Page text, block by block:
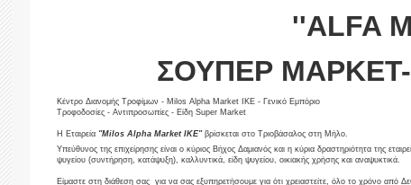
''ALFA
ΣΟΥΠΕΡ
Κέντρο Διανομής Τροφίμων - Milos Alpha Market ΙΚΕ - Γενικό Εμπόριο
Τροφοδοσίες - Αντιπροσωπίες - Είδη Super Market
Η Εταιρεία "Milos Alpha Market ΙΚΕ"βρίσκεται στο Τριοβάσαλος στη Μήλο.
Υπεύθυνος της επιχείρησης είναι ο κύριος Βήχος Δαμιανός και η κύρια δραστηριότητα της
ψυγείου (συντήρηση, κατάψυξη), καλλυντικά, είδη ψυγείου, οικιακής χρήσης και αναψυκτικά.
Είμαστε στη διάθεση σας για να σας εξυπηρετήσουμε για ότι χρειαστείτε, όλο το χρόνο από